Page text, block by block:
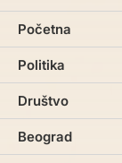
Početna
Politika
Društvo
Beograd